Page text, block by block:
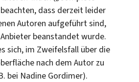
dass derzeit leider
Autoren aufgeführt sind,
beanstandet wurde.
sich, im Zweifelsfall über die
nach dem Autor zu
bei Nadine Gordimer).